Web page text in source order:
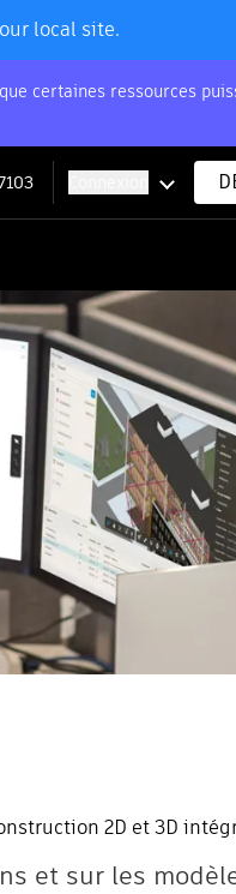
local site.
certaines ressources
2D et 3D
et sur les